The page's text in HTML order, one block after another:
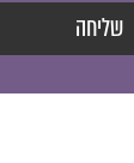
שליחה